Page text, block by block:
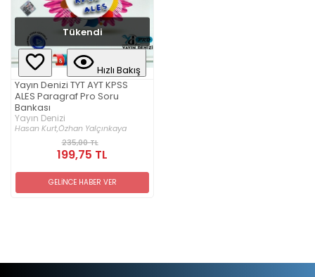
Tükendi
Hızlı Bakış
Yayın Denizi TYT AYT KPSS
ALES Paragraf Pro Soru
Bankası
Yayın Denizi
Hasan Kurt,Özhan Yalçınkaya
235,00 TL
199,75 TL
GELİNCE HABER VER